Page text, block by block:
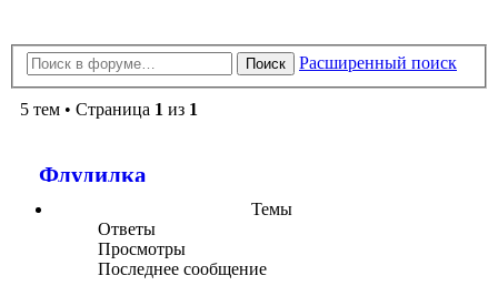
Поиск Расширенный поиск
5 тем • Страница 1 из 1
Флудилка
Темы
Ответы
Просмотры
Последнее сообщение